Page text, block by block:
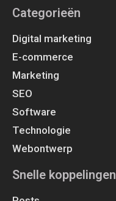
Categorieën
Digital marketing
E-commerce
Marketing
SEO
Software
Technologie
Webontwerp
Snelle koppelingen